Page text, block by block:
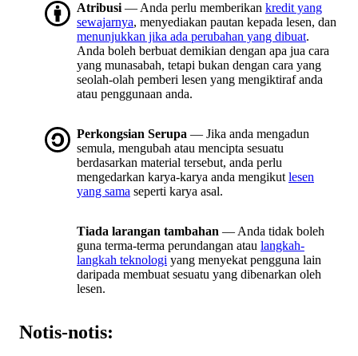
Atribusi — Anda perlu memberikan kredit yang
sewajarnya, menyediakan pautan kepada lesen, dan
menunjukkan jika ada perubahan yang dibuat.
Anda boleh berbuat demikian dengan apa jua cara
yang munasabah, tetapi bukan dengan cara yang
seolah-olah pemberi lesen yang mengiktiraf anda
atau penggunaan anda.
Perkongsian Serupa — Jika anda mengadun
semula, mengubah atau mencipta sesuatu
berdasarkan material tersebut, anda perlu
mengedarkan karya-karya anda mengikut lesen
yang sama seperti karya asal.
Tiada larangan tambahan — Anda tidak boleh
guna terma-terma perundangan atau langkah-
langkah teknologi yang menyekat pengguna lain
daripada membuat sesuatu yang dibenarkan oleh
lesen.
Notis-notis: